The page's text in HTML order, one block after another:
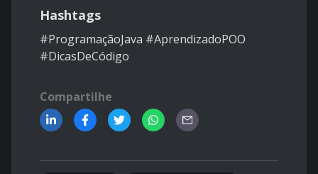
Hashtags
#ProgramaçãoJava #AprendizadoPOO
#DicasDeCódigo
Compartilhe